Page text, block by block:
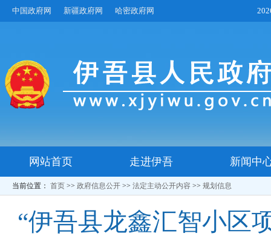
中国政府网 新疆政府网 哈密政府网
网站首页 走进伊吾 新闻中
当前位置： 首页 >> 政府信息公开 >> 法定主动公开内容 >> 规划信息
“伊吾县龙鑫汇智小区